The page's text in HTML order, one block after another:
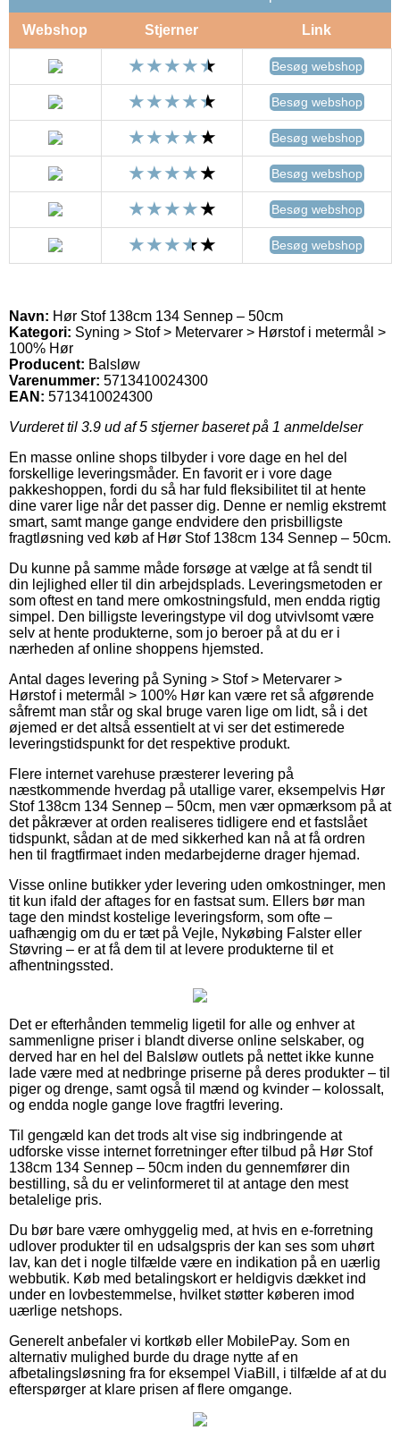
Webshop Stjerner Link
Besøg webshop
Besøg webshop
Besøg webshop
Besøg webshop
Besøg webshop
Besøg webshop
Navn: Hør Stof 138cm 134 Sennep – 50cm
Kategori: Syning > Stof > Metervarer > Hørstof i metermål >
100% Hør
Producent: Balsløw
Varenummer: 5713410024300
EAN: 5713410024300
Vurderet til 3.9 ud af 5 stjerner baseret på 1 anmeldelser
En masse online shops tilbyder i vore dage en hel del
forskellige leveringsmåder. En favorit er i vore dage
pakkeshoppen, fordi du så har fuld fleksibilitet til at hente
dine varer lige når det passer dig. Denne er nemlig ekstremt
smart, samt mange gange endvidere den prisbilligste
fragtløsning ved køb af Hør Stof 138cm 134 Sennep – 50cm.
Du kunne på samme måde forsøge at vælge at få sendt til
din lejlighed eller til din arbejdsplads. Leveringsmetoden er
som oftest en tand mere omkostningsfuld, men endda rigtig
simpel. Den billigste leveringstype vil dog utvivlsomt være
selv at hente produkterne, som jo beroer på at du er i
nærheden af online shoppens hjemsted.
Antal dages levering på Syning > Stof > Metervarer >
Hørstof i metermål > 100% Hør kan være ret så afgørende
såfremt man står og skal bruge varen lige om lidt, så i det
øjemed er det altså essentielt at vi ser det estimerede
leveringstidspunkt for det respektive produkt.
Flere internet varehuse præsterer levering på
næstkommende hverdag på utallige varer, eksempelvis Hør
Stof 138cm 134 Sennep – 50cm, men vær opmærksom på at
det påkræver at orden realiseres tidligere end et fastslået
tidspunkt, sådan at de med sikkerhed kan nå at få ordren
hen til fragtfirmaet inden medarbejderne drager hjemad.
Visse online butikker yder levering uden omkostninger, men
tit kun ifald der aftages for en fastsat sum. Ellers bør man
tage den mindst kostelige leveringsform, som ofte –
uafhængig om du er tæt på Vejle, Nykøbing Falster eller
Støvring – er at få dem til at levere produkterne til et
afhentningssted.
Det er efterhånden temmelig ligetil for alle og enhver at
sammenligne priser i blandt diverse online selskaber, og
derved har en hel del Balsløw outlets på nettet ikke kunne
lade være med at nedbringe priserne på deres produkter – til
piger og drenge, samt også til mænd og kvinder – kolossalt,
og endda nogle gange love fragtfri levering.
Til gengæld kan det trods alt vise sig indbringende at
udforske visse internet forretninger efter tilbud på Hør Stof
138cm 134 Sennep – 50cm inden du gennemfører din
bestilling, så du er velinformeret til at antage den mest
betalelige pris.
Du bør bare være omhyggelig med, at hvis en e-forretning
udlover produkter til en udsalgspris der kan ses som uhørt
lav, kan det i nogle tilfælde være en indikation på en uærlig
webbutik. Køb med betalingskort er heldigvis dækket ind
under en lovbestemmelse, hvilket støtter køberen imod
uærlige netshops.
Generelt anbefaler vi kortkøb eller MobilePay. Som en
alternativ mulighed burde du drage nytte af en
afbetalingsløsning fra for eksempel ViaBill, i tilfælde af at du
efterspørger at klare prisen af flere omgange.